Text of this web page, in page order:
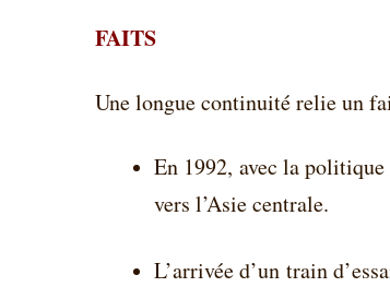
FAITS
Une longue continuité relie un
En 1992, avec la
vers l’Asie centrale.
L’arrivée d’un train